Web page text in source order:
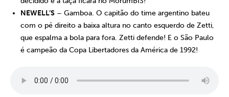
NEWELL’S – Gamboa. O capitão do time argentino bateu
com o pé direito a baixa altura no canto esquerdo de Zetti,
que espalma a bola para fora. Zetti defende! E o São Paulo
é campeão da Copa Libertadores da América de 1992!